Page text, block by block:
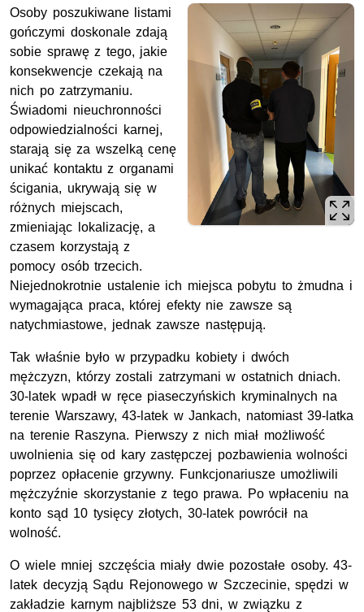
Osoby poszukiwane listami
gończymi doskonale zdają
sobie sprawę z tego, jakie
konsekwencje czekają na
nich po zatrzymaniu.
Świadomi nieuchronności
odpowiedzialności karnej,
starają się za wszelką cenę
unikać kontaktu z organami
ścigania, ukrywają się w
różnych miejscach,
zmieniając lokalizację, a
czasem korzystają z
pomocy osób trzecich.
Niejednokrotnie ustalenie ich miejsca pobytu to żmudna i
wymagająca praca, której efekty nie zawsze są
natychmiastowe, jednak zawsze następują.
Tak właśnie było w przypadku kobiety i dwóch
mężczyzn, którzy zostali zatrzymani w ostatnich dniach.
30-latek wpadł w ręce piaseczyńskich kryminalnych na
terenie Warszawy, 43-latek w Jankach, natomiast 39-latka
na terenie Raszyna. Pierwszy z nich miał możliwość
uwolnienia się od kary zastępczej pozbawienia wolności
poprzez opłacenie grzywny. Funkcjonariusze umożliwili
mężczyźnie skorzystanie z tego prawa. Po wpłaceniu na
konto sąd 10 tysięcy złotych, 30-latek powrócił na
wolność.
O wiele mniej szczęścia miały dwie pozostałe osoby. 43-
latek decyzją Sądu Rejonowego w Szczecinie, spędzi w
zakładzie karnym najbliższe 53 dni, w związku z